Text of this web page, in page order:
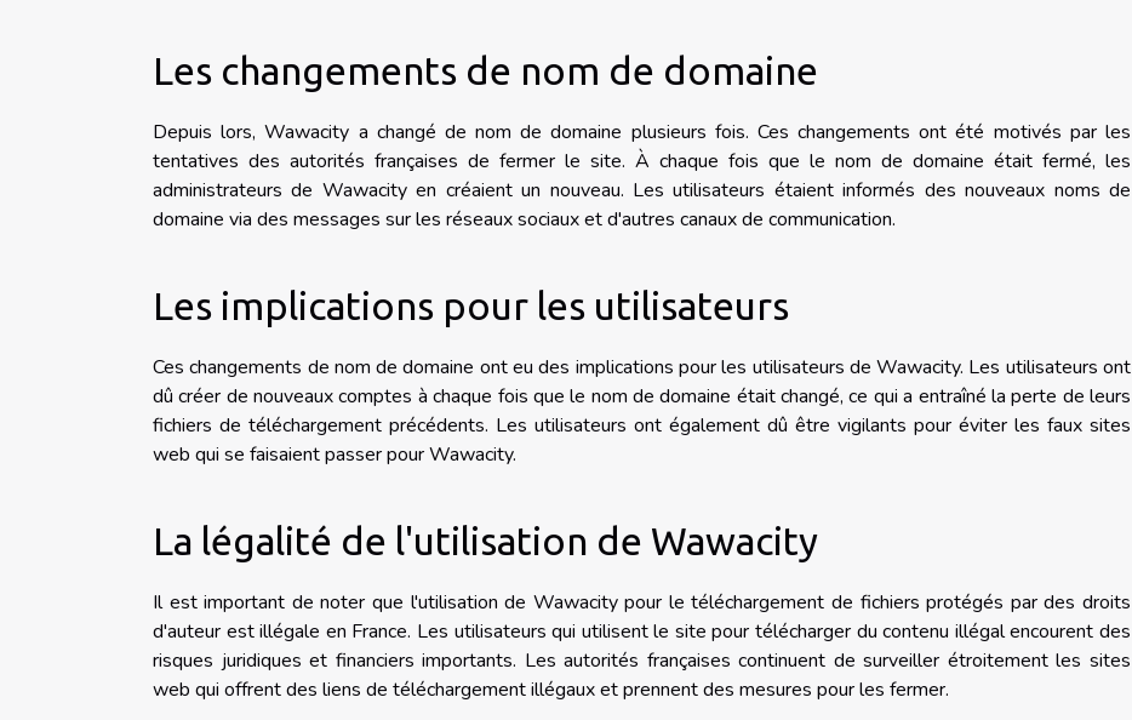
Les changements de nom de domaine
Depuis lors, Wawacity a changé de nom de domaine plusieurs fois. Ces changements ont été motivés par les
tentatives des autorités françaises de fermer le site. À chaque fois que le nom de domaine était fermé, les
administrateurs de Wawacity en créaient un nouveau. Les utilisateurs étaient informés des nouveaux noms de
domaine via des messages sur les réseaux sociaux et d'autres canaux de communication.
Les implications pour les utilisateurs
Ces changements de nom de domaine ont eu des implications pour les utilisateurs de Wawacity. Les utilisateurs ont
dû créer de nouveaux comptes à chaque fois que le nom de domaine était changé, ce qui a entraîné la perte de leurs
fichiers de téléchargement précédents. Les utilisateurs ont également dû être vigilants pour éviter les faux sites
web qui se faisaient passer pour Wawacity.
La légalité de l'utilisation de Wawacity
Il est important de noter que l'utilisation de Wawacity pour le téléchargement de fichiers protégés par des droits
d'auteur est illégale en France. Les utilisateurs qui utilisent le site pour télécharger du contenu illégal encourent des
risques juridiques et financiers importants. Les autorités françaises continuent de surveiller étroitement les sites
web qui offrent des liens de téléchargement illégaux et prennent des mesures pour les fermer.